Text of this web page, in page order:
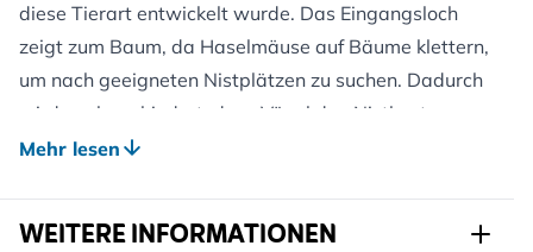
diese Tierart entwickelt wurde. Das Eingangsloch
zeigt zum Baum, da Haselmäuse auf Bäume klettern,
um nach geeigneten Nistplätzen zu suchen. Dadurch
wird auch verhindert, dass Vögel den Nistkasten
benutzen.
mehrere Vorteile, um jungen Haselmäusen die besten
Mehr lesen
WEITERE INFORMATIONEN